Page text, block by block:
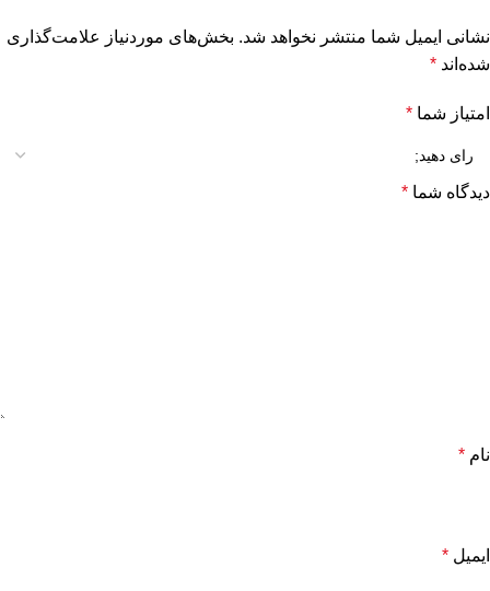
نشانی ایمیل شما منتشر نخواهد شد. بخش‌های موردنیاز علامت‌گذاری
شده‌اند *
امتیاز شما *
دیدگاه شما *
نام *
ایمیل *